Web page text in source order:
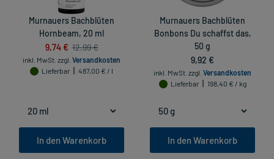
Murnauers Bachblüten
Hornbeam, 20 ml
9,74 € 12,99 €
inkl. MwSt. zzgl. Versandkosten
Lieferbar
487,00 € / l
In den Warenkorb
Murnauers Bachblüten
Bonbons Du schaffst das,
50 g
9,92 €
inkl. MwSt. zzgl. Versandkosten
Lieferbar
198,40 € / kg
In den Warenkorb